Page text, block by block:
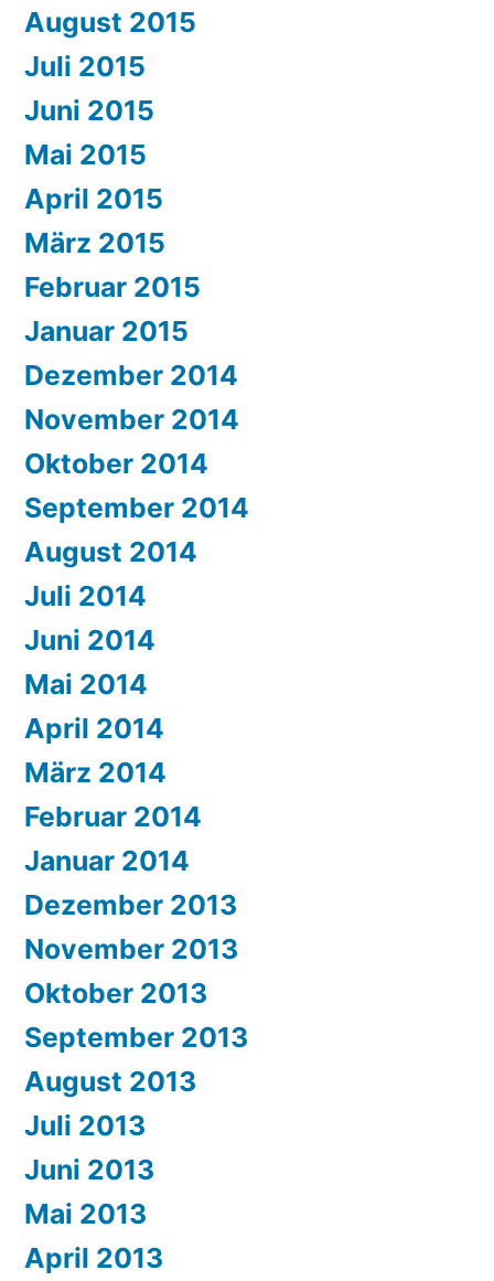
August 2015
Juli 2015
Juni 2015
Mai 2015
April 2015
März 2015
Februar 2015
Januar 2015
Dezember 2014
November 2014
Oktober 2014
September 2014
August 2014
Juli 2014
Juni 2014
Mai 2014
April 2014
März 2014
Februar 2014
Januar 2014
Dezember 2013
November 2013
Oktober 2013
September 2013
August 2013
Juli 2013
Juni 2013
Mai 2013
April 2013